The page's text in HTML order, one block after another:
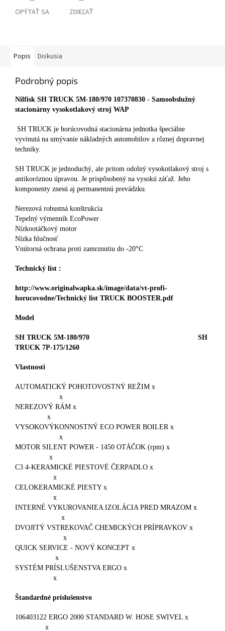
OPÝTAŤ SA ZDIEĽAŤ
Popis Diskusia
Podrobný popis
Nilfisk SH TRUCK 5M-180/970 107370830 - Samoobslužný
stacionárny vysokotlakový stroj WAP
SH TRUCK je horúcovodná stacionárna jednotka špeciálne
vyvinutá na umývanie nákladných automobilov a rôznej dopravnej
techniky.
SH TRUCK je jednoduchý, ale pritom odolný vysokotlakový stroj s
antikoróznou úpravou. Je prispôsobený na vysokú záťaž. Jeho
komponenty znesú aj permanentnú prevádzku.
Nerezová robustná konštrukcia
Tepelný výmenník EcoPower
Nízkootáčkový motor
Nízka hlučnosť
Vnútorná ochrana proti zamrznutiu do -20°C
Technický list :
http://www.originalwapka.sk/image/data/vt-profi-
horucovodne/Technický list TRUCK BOOSTER.pdf
Model
SH TRUCK 5M-180/970 SH
TRUCK 7P-175/1260
Vlastnosti
AUTOMATICKÝ POHOTOVOSTNÝ REŽIM x
x
NEREZOVÝ RÁM x
x
VYSOKOVÝKONNOSTNÝ ECO POWER BOILER x
x
MOTOR SILENT POWER - 1450 OTÁČOK (rpm) x
x
C3 4-KERAMICKÉ PIESTOVÉ ČERPADLO x
x
CELOKERAMICKÉ PIESTY x
x
INTERNÉ VYKUROVANIEA IZOLÁCIA PRED MRAZOM x
x
DVOJITÝ VSTREKOVAČ CHEMICKÝCH PRÍPRAVKOV x
x
QUICK SERVICE - NOVÝ KONCEPT x
x
SYSTÉM PRÍSLUŠENSTVA ERGO x
x
Štandardné príslušenstvo
106403122 ERGO 2000 STANDARD W. HOSE SWIVEL x
x